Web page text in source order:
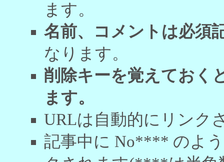
ます。
名前、コメントは必須
なります。
削除キーを覚えておく
ます。
URLは自動的にリンク
記事中に No**** のよ